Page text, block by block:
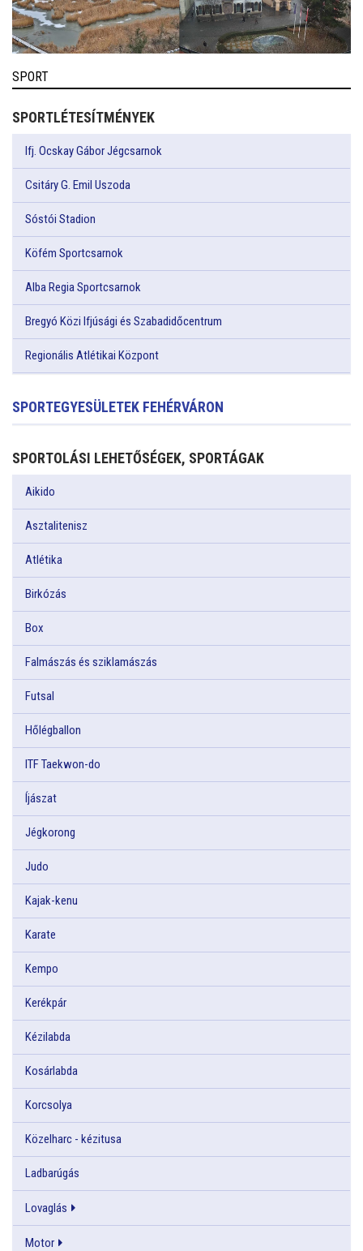
SPORT
SPORTLÉTESÍTMÉNYEK
Ifj. Ocskay Gábor Jégcsarnok
Csitáry G. Emil Uszoda
Sóstói Stadion
Köfém Sportcsarnok
Alba Regia Sportcsarnok
Bregyó Közi Ifjúsági és Szabadidőcentrum
Regionális Atlétikai Központ
SPORTEGYESÜLETEK FEHÉRVÁRON
SPORTOLÁSI LEHETŐSÉGEK, SPORTÁGAK
Aikido
Asztalitenisz
Atlétika
Birkózás
Box
Falmászás és sziklamászás
Futsal
Hőlégballon
ITF Taekwon-do
Íjászat
Jégkorong
Judo
Kajak-kenu
Karate
Kempo
Kerékpár
Kézilabda
Kosárlabda
Korcsolya
Közelharc - kézitusa
Ladbarúgás
Lovaglás
Motor